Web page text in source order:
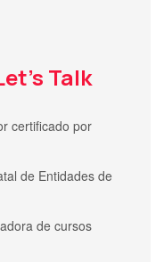
Talk
certificado por
de Entidades de
de cursos